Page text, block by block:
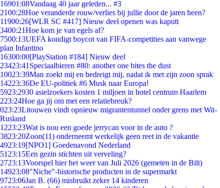
16901:08Vandaag 40 jaar geleden... #3
2100:28Hoe veranderde rouw/verlies bij jullie door de jaren heen?
11900:26[WLR SC #417] Nieuw deel openen was kaputt
3400:21Hoe kom je van egels af?
7500:13UEFA kondigt boycot van FIFA-competities aan vanwege
plan Infantino
16300:00[PlayStation #184] Nieuw deel
23423:41 Speciaalbieren #80: another one bites the dust
10023:39Man zoekt mij en bedreigt mij, nadat ik met zijn zoon sprak
14223:36De EU-politiek #6 Musk naar Europa!
5923:2930 asielzoekers kosten 1 miljoen in hotel centrum Haarlem
223:24Hoe ga jij om met een relatiebreuk?
023:23Litouwen vindt opnieuw migrantentunnel onder grens met Wit-
Rusland
1223:23Wat is nou een goede jerrycan voor in de auto ?
3823:20Zoon(11) onderneemt werkelijk geen reet in de vakantie
4923:19[NPO1] Goedenavond Nederland
51 23:15Een gezin stichten uit verveling?
2723:13Voorspel hier het weer van Juli 2026 (gemeten in de Bilt)
14923:08"Niche"-historische producten in de supermarkt
9723:06Jan B. (66) misbruikt zeker 14 kinderen